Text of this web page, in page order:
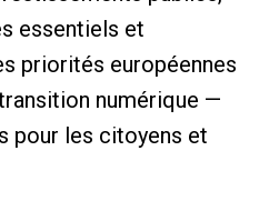
essentiels et
priorités européennes
numérique —
pour les citoyens et